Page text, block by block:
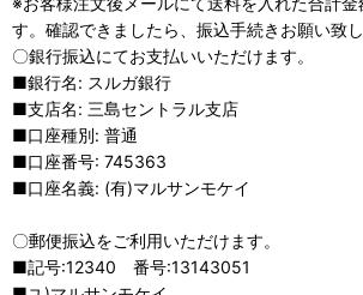
す。確認できましたら、振込手続きお願い致し
〇銀行振込にてお支払いいただけます。
■銀行名: スルガ銀行
■支店名: 三島セントラル支店
■口座種別: 普通
■口座番号: 745363
■口座名義: (有)マルサンモケイ
〇郵便振込をご利用いただけます。
■記号:12340 番号:13143051